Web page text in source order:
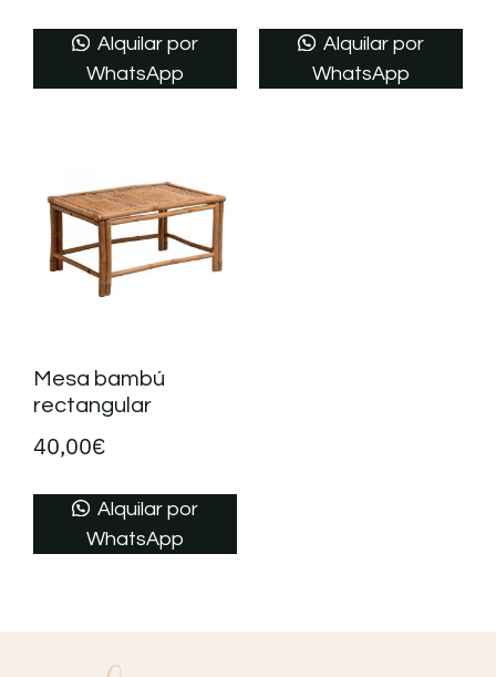
Alquilar por
WhatsApp
Alquilar por
WhatsApp
Mesa bambú
rectangular
40,00€
Alquilar por
WhatsApp